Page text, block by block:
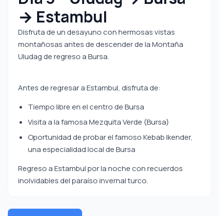
→ Estambul
Disfruta de un desayuno con hermosas vistas
montañosas antes de descender de la Montaña
Uludag de regreso a Bursa.
Antes de regresar a Estambul, disfruta de:
Tiempo libre en el centro de Bursa
Visita a la famosa Mezquita Verde (Bursa)
Oportunidad de probar el famoso Kebab Ikender,
una especialidad local de Bursa
Regreso a Estambul por la noche con recuerdos
inolvidables del paraíso invernal turco.